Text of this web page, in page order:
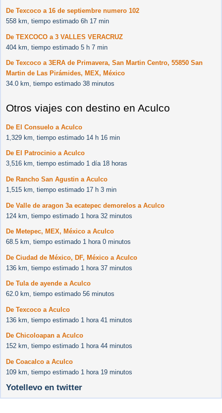
De Texcoco a 16 de septiembre numero 102
558 km, tiempo estimado 6h 17 min
De TEXCOCO a 3 VALLES VERACRUZ
404 km, tiempo estimado 5 h 7 min
De Texcoco a 3ERA de Primavera, San Martin Centro, 55850 San
Martin de Las Pirámides, MEX, México
34.0 km, tiempo estimado 38 minutos
Otros viajes con destino en Aculco
De El Consuelo a Aculco
1,329 km, tiempo estimado 14 h 16 min
De El Patrocinio a Aculco
3,516 km, tiempo estimado 1 día 18 horas
De Rancho San Agustin a Aculco
1,515 km, tiempo estimado 17 h 3 min
De Valle de aragon 3a ecatepec demorelos a Aculco
124 km, tiempo estimado 1 hora 32 minutos
De Metepec, MEX, México a Aculco
68.5 km, tiempo estimado 1 hora 0 minutos
De Ciudad de México, DF, México a Aculco
136 km, tiempo estimado 1 hora 37 minutos
De Tula de ayende a Aculco
62.0 km, tiempo estimado 56 minutos
De Texcoco a Aculco
136 km, tiempo estimado 1 hora 41 minutos
De Chicoloapan a Aculco
152 km, tiempo estimado 1 hora 44 minutos
De Coacalco a Aculco
109 km, tiempo estimado 1 hora 19 minutos
Yotellevo en twitter